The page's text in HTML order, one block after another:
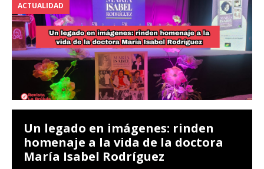
ACTUALIDAD
Un legado en imágenes: rinden
homenaje a la vida de la doctora
María Isabel Rodríguez